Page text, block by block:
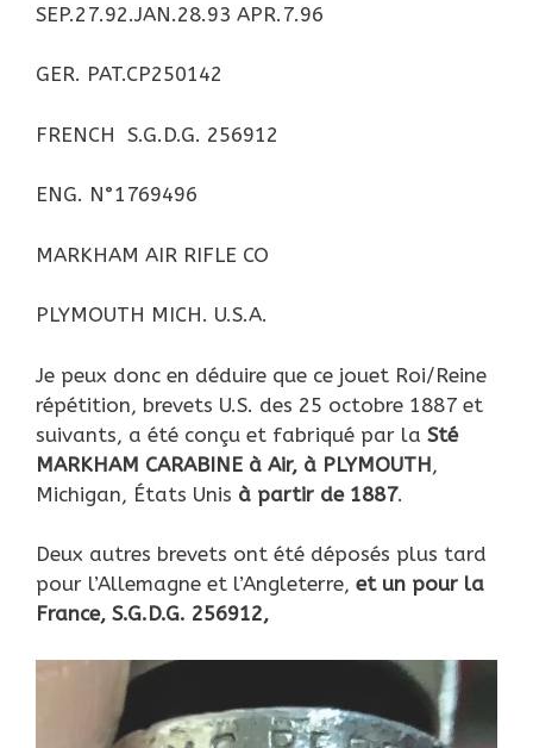
SEP.27.92.JAN.28.93 APR.7.96
GER. PAT.CP250142
FRENCH S.G.D.G. 256912
ENG. N°1769496
MARKHAM AIR RIFLE CO
PLYMOUTH MICH. U.S.A.
Je peux donc en déduire que ce jouet Roi/Reine
répétition, brevets U.S. des 25 octobre 1887 et
suivants, a été conçu et fabriqué par la Sté
MARKHAM CARABINE à Air, à PLYMOUTH,
Michigan, États Unis à partir de 1887.
Deux autres brevets ont été déposés plus tard
pour l’Allemagne et l’Angleterre, et un pour la
France, S.G.D.G. 256912,